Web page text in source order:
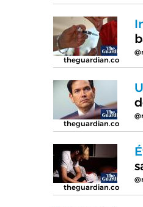
theguardian.co
theguardian.co
theguardian.co